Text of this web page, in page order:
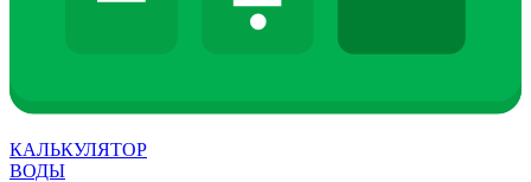
КАЛЬКУЛЯТОР
ВОДЫ